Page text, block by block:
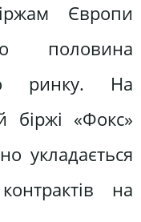
Європи
половина
ринку. На
біржі «Фокс»
укладається
на